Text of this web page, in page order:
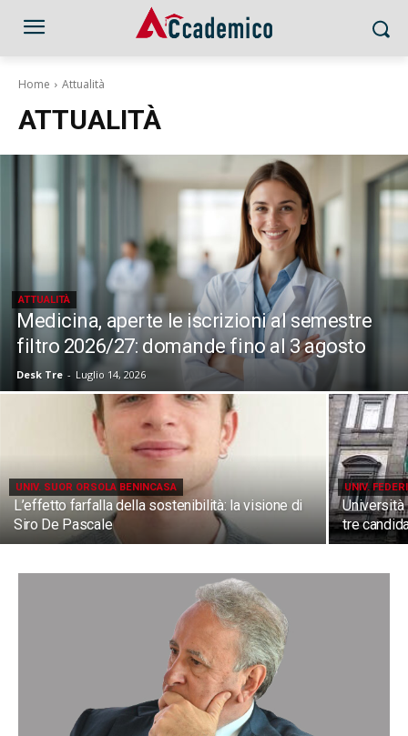
Home Attualità
ATTUALITÀ
ATTUALITÀ
Medicina, aperte le iscrizioni al semestre
filtro 2026/27: domande fino al 3 agosto
Desk Tre - Luglio 14, 2026
UNIV. SUOR ORSOLA BENINCASA
L’effetto farfalla della sostenibilità: la visione di
Siro De Pascale
UNIV.
Università
tre